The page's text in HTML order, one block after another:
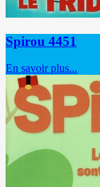
Spirou 4451
En savoir plus...